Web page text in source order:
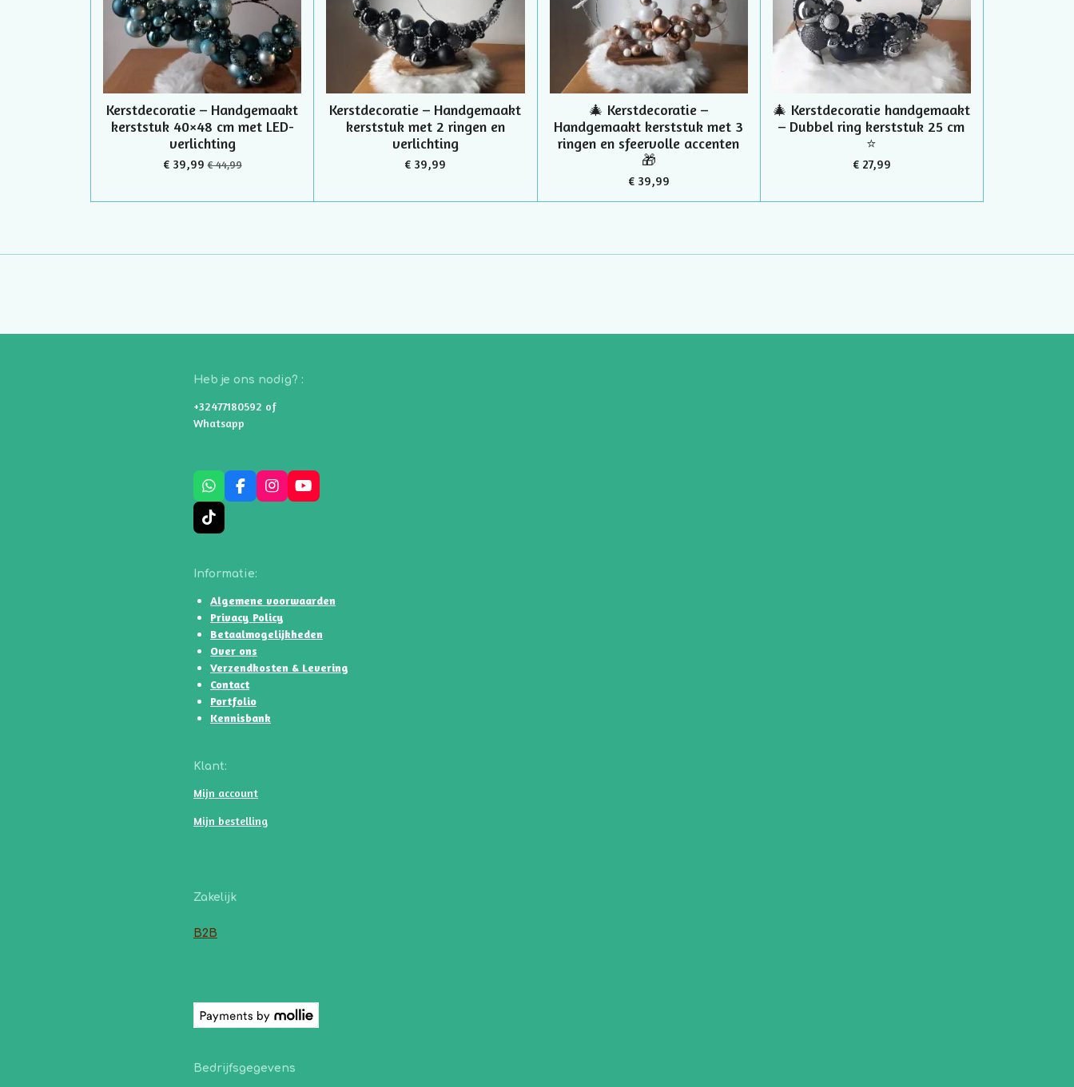
Kerstdecoratie – Handgemaakt
kerststuk 40×48 cm met LED-
verlichting
€ 39,99 € 44,99
Kerstdecoratie – Handgemaakt
kerststuk met 2 ringen en
verlichting
€ 39,99
🎄 Kerstdecoratie –
Handgemaakt kerststuk met 3
ringen en sfeervolle accenten
🎁
€ 39,99
🎄 Kerstdecoratie handgemaakt
– Dubbel ring kerststuk 25 cm
⭐
€ 27,99
Heb je ons nodig? :
+32477180592 of
Whatsapp
W
h
a
t
p
F
a
o
I
n
m
Y
o
T
i
T
o
k
Informatie:
Algemene voorwaarden
Privacy Policy
Betaalmogelijkheden
Over ons
Verzendkosten & Levering
Contact
Portfolio
Kennisbank
Klant:
Mijn account
Mijn bestelling
Zakelijk
B2B
Bedrijfsgegevens